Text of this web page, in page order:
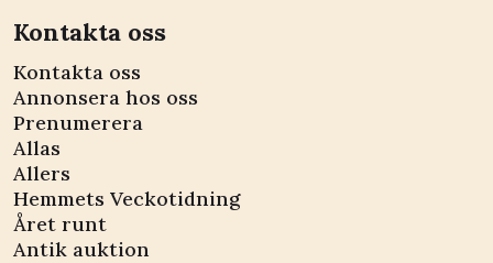
Kontakta oss
Kontakta oss
Annonsera hos oss
Prenumerera
Allas
Allers
Hemmets Veckotidning
Året runt
Antik auktion